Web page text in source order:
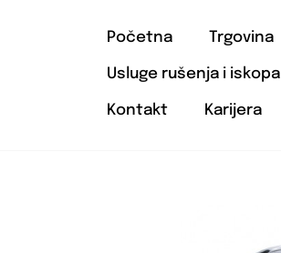
Početna Trgovina
Usluge rušenja i iskopa
Kontakt Karijera